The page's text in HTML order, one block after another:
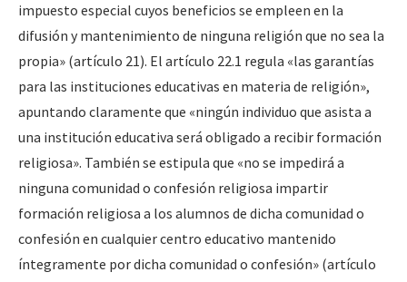
impuesto especial cuyos beneficios se empleen en la
difusión y mantenimiento de ninguna religión que no sea la
propia» (artículo 21). El artículo 22.1 regula «las garantías
para las instituciones educativas en materia de religión»,
apuntando claramente que «ningún individuo que asista a
una institución educativa será obligado a recibir formación
religiosa». También se estipula que «no se impedirá a
ninguna comunidad o confesión religiosa impartir
formación religiosa a los alumnos de dicha comunidad o
confesión en cualquier centro educativo mantenido
íntegramente por dicha comunidad o confesión» (artículo